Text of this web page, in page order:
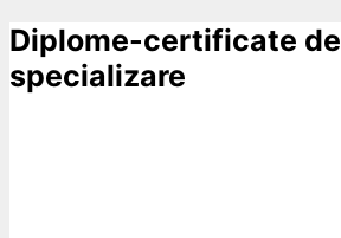
Diplome-certificate de
specializare